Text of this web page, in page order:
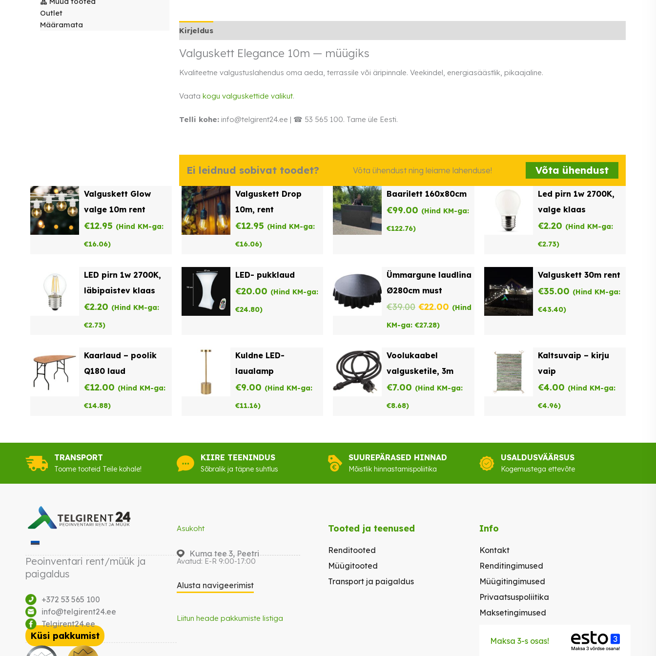
Servjetid ja
kaunistused
Toolikatted
Outlet
Määramata
Kirjeldus
Valguskett Elegance 10m — müügiks
Kvaliteetne valgustuslahendus oma aeda, terrassile või äripinnale. Veekindel, energiasäästlik, pikaajaline.
Vaata kogu valguskettide valikut.
Telli kohe: info@telgirent24.ee | ☎ 53 565 100. Tarne üle Eesti.
Ei leidnud sobivat toodet? Võta ühendust ning leiame lahenduse! Võta ühendust
Valguskett Glow
valge 10m rent
€12.95 (Hind KM-ga:
€16.06)
Valguskett Drop
10m, rent
€12.95 (Hind KM-ga:
€16.06)
Baarilett 160x80cm
€99.00 (Hind KM-ga:
€122.76)
Led pirn 1w 2700K,
valge klaas
€2.20 (Hind KM-ga:
€2.73)
LED pirn 1w 2700K,
läbipaistev klaas
€2.20 (Hind KM-ga:
€2.73)
LED- pukklaud
€20.00 (Hind KM-ga:
€24.80)
Ümmargune laudlina
Ø280cm must
€39.00 Algne
hind
€39.00.
€22.00 Praegune
(Hind
KM-ga: €27.28)
Valguskett 30m rent
€35.00 (Hind KM-ga:
€43.40)
Kaarlaud – poolik
Q180 laud
€12.00 (Hind KM-ga:
€14.88)
Kuldne LED-
laualamp
€9.00 (Hind KM-ga:
€11.16)
Voolukaabel
valgusketile, 3m
€7.00 (Hind KM-ga:
€8.68)
Kaltsuvaip – kirju
vaip
€4.00 (Hind KM-ga:
€4.96)
TRANSPORT
Toome tooteid Teile kohale!
KIIRE TEENINDUS
Sõbralik ja täpne suhtlus
SUUREPÄRASED HINNAD
Mõistlik hinnastamispoliitika
USALDUSVÄÄRSUS
Kogemustega ettevõte
Peoinventari rent/müük ja
paigaldus
+372 53 565 100
info@telgirent24.ee
Telgirent24.ee
Küsi pakkumist
Asukoht
Kuma tee 3, Peetri
Avatud: E-R 9:00-17:00
Alusta navigeerimist
Liitun heade pakkumiste listiga
Tooted ja teenused
Renditooted
Müügitooted
Transport ja paigaldus
Info
Kontakt
Renditingimused
Müügitingimused
Privaatsuspoliitika
Maksetingimused
Maksa 3-s osas!